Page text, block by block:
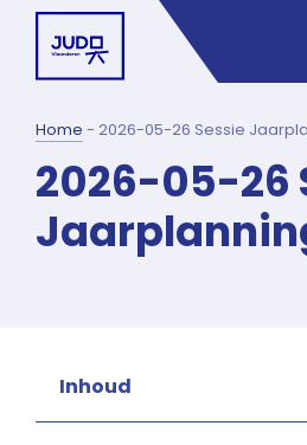
Home - 2026-05-26 Sessie
2026-05-26
Inhoud